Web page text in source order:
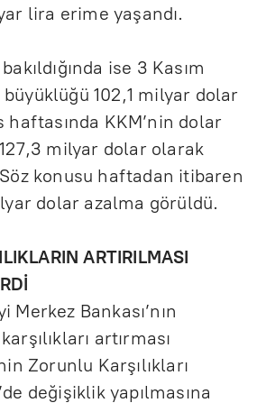
lira erime yaşandı.
ise 3 Kasım
102,1 milyar dolar
haftasında KKM’nin dolar
milyar dolar olarak
konusu haftadan itibaren
dolar azalma görüldü.
ARTIRILMASI
Merkez Bankası’nın
artırması
Zorunlu Karşılıkları
değişiklik yapılmasına